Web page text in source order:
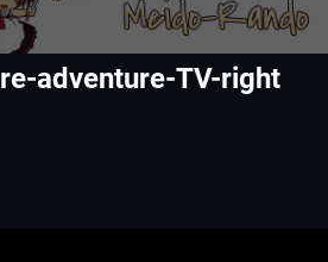
adventure-TV-right